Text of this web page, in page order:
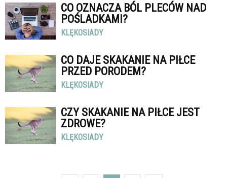
CO OZNACZA BÓL PLECÓW NAD
POŚLADKAMI?
KLĘKOSIADY
CO DAJE SKAKANIE NA PIŁCE
PRZED PORODEM?
KLĘKOSIADY
CZY SKAKANIE NA PIŁCE JEST
ZDROWE?
KLĘKOSIADY